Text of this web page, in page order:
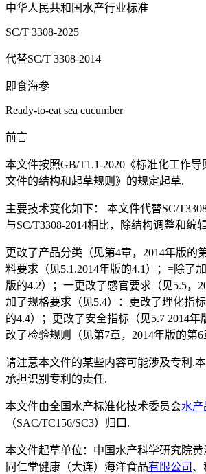
中华人民共和国水产行业标准
SC/T 3308-2025
代替SC/T 3308-2014
即食海参
Ready-to-eat sea cucumber
前言
本文件按照GB/T1.1-2020《标准化工作
文件的结构和起草规则》的规定起草.
主要技术变化如下： 本文件代替SC/
与SC/T3308-2014相比，除结构调整和编
更改了产品分类（见第4章，2014年版的
料要求（见5.1.2014年版的4.1）；=除了
版的4.2）；一更改了感官要求（见5.5，
加了规格要求（见5.4）：更改了理化指
的4.4）；更改了安全指标（见5.7 2014年
改了检验规则（见第7章，2014年版的第6
请注意本文件的某些内容可能涉及专利.
承担识别专利的责任.
本文件由全国水产标准化技术委员会水产
（SAC/TC156/SC3）归口.
本文件起草单位：中国水产科学研究院
同仁堂健康（大连）海洋食品有限公司 、